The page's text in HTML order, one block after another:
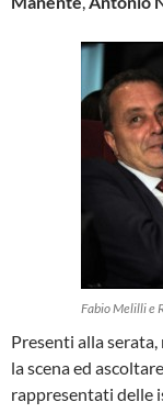
Fabio Melilli e
Presenti alla
la scena ed
rappresentati delle